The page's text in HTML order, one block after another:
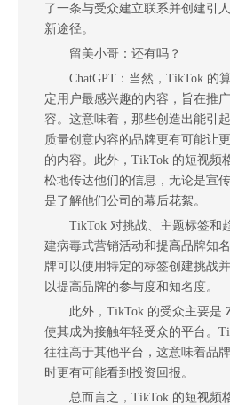
了一条与受众建立联系并创建引
新途径。
留美小哥：还有吗？
ChatGPT：当然，TikTok 的
定用户最感兴趣的内容，旨在推
容。这意味着，那些创造出能引
质量创意内容的品牌更有可能让
的内容。此外，TikTok 的短视频
松地传达他们的信息，无论是宣
是了解他们公司的幕后花絮。
TikTok 对挑战、主题标签和
建病毒式营销活动和提高品牌知
牌可以使用特定的标签创建挑战
以提高品牌的参与度和知名度。
此外，TikTok 的受众主要是
使其成为接触年轻受众的平台。
往往高于其他平台，这意味着品
时更有可能看到投资回报。
总而言之，TikTok 的短视频